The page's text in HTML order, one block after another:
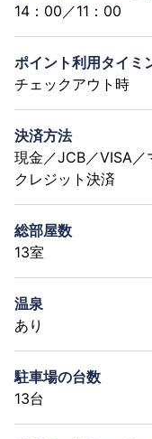
14：00／11：00
ポイント利用タイミ
チェックアウト時
決済方法
現金／JCB／VISA
クレジット決済
総部屋数
13室
温泉
あり
駐車場の台数
13台